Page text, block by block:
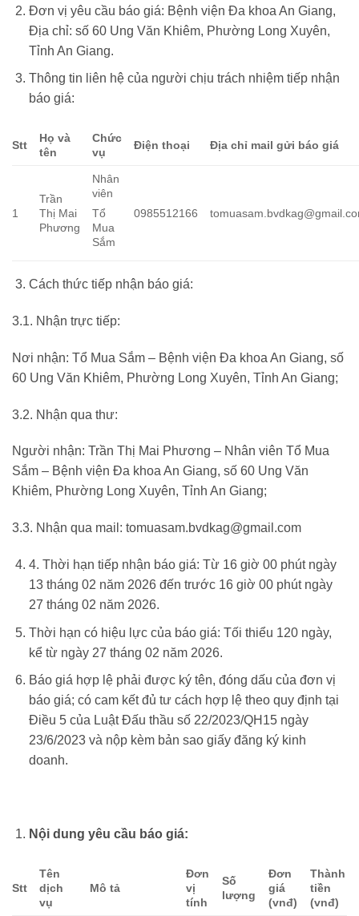
Đơn vị yêu cầu báo giá: Bệnh viện Đa khoa An Giang,
Địa chỉ: số 60 Ung Văn Khiêm, Phường Long Xuyên,
Tỉnh An Giang.
Thông tin liên hệ của người chịu trách nhiệm tiếp nhận
báo giá:
Stt
Họ và
tên
Chức
vụ
Điệnthoại Địa chỉ mail gửi báo giá
1
Trần
Thị Mai
Phương
Nhân
viên
Tổ
Mua
Sắm
0985512166
Cách thức tiếp nhận báo giá:
3.1. Nhận trực tiếp:
Nơi nhận: Tổ Mua Sắm – Bệnh viện Đa khoa An Giang, số
60 Ung Văn Khiêm, Phường Long Xuyên, Tỉnh An Giang;
3.2. Nhận qua thư:
Người nhận: Trần Thị Mai Phương – Nhân viên Tổ Mua
Sắm – Bệnh viện Đa khoa An Giang, số 60 Ung Văn
Khiêm, Phường Long Xuyên, Tỉnh An Giang;
3.3. Nhận qua mail: tomuasam.bvdkag@gmail.com
4. Thời hạn tiếp nhận báo giá: Từ 16 giờ 00 phút ngày
13 tháng 02 năm 2026 đến trước 16 giờ 00 phút ngày
27 tháng 02 năm 2026.
Thời hạn có hiệu lực của báo giá: Tối thiểu 120 ngày,
kể từ ngày 27 tháng 02 năm 2026.
Báo giá hợp lệ phải được ký tên, đóng dấu của đơn vị
báo giá; có cam kết đủ tư cách hợp lệ theo quy định tại
Điều 5 của Luật Đấu thầu số 22/2023/QH15 ngày
23/6/2023 và nộp kèm bản sao giấy đăng ký kinh
doanh.
Nội dung yêu cầu báo giá:
Stt
Tên
dịch
vụ
Mô tả
Đơn
vị
tính
Số
lượng
Đơn
giá
(vnđ)
Thành
tiền
(vnđ)